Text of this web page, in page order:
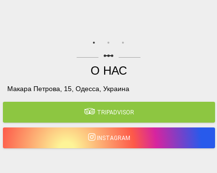
linear_scale
О НАС
Макара Петрова, 15, Одесса, Украина
TRIPADVISOR
INSTAGRAM